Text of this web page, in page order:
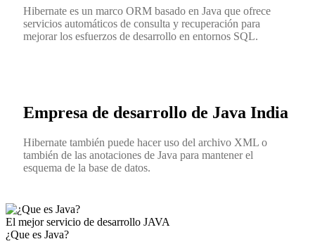
Hibernate es un marco ORM basado en Java que ofrece
servicios automáticos de consulta y recuperación para
mejorar los esfuerzos de desarrollo en entornos SQL.
Empresa de desarrollo de Java India
Hibernate también puede hacer uso del archivo XML o
también de las anotaciones de Java para mantener el
esquema de la base de datos.
El mejor servicio de desarrollo JAVA
¿Que es Java?